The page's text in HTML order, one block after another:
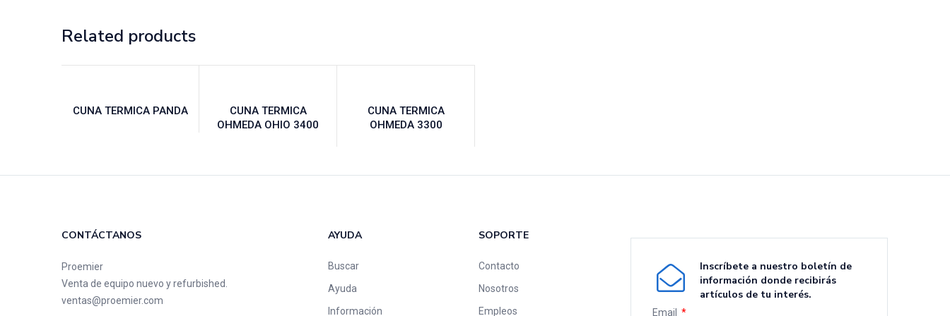
Related products
CUNA TERMICA PANDA
CUNA TERMICA
OHMEDA OHIO 3400
CUNA TERMICA
OHMEDA 3300
CONTÁCTANOS
Proemier
Venta de equipo nuevo y refurbished.
ventas@proemier.com
AYUDA
Buscar
Ayuda
Información
SOPORTE
Contacto
Nosotros
Empleos
Inscríbete a nuestro boletín de
información donde recibirás
artículos de tu interés.
Email